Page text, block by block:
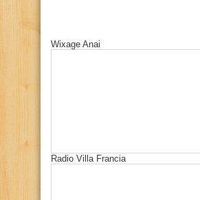
Wixage Anai
Radio Villa Francia